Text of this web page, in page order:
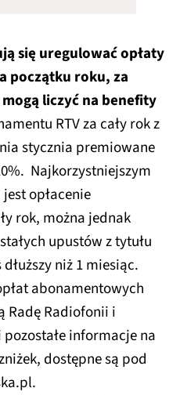
się uregulować opłaty
początku roku, za
liczyć na benefity
RTV za cały rok z
stycznia premiowane
Najkorzystniejszym
opłacenie
rok, można jednak
upustów z tytułu
niż 1 miesiąc.
abonamentowych
Radę Radiofonii i
informacje na
dostępne są pod